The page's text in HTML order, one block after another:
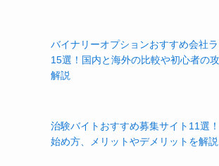
バイナリーオプションおすすめ会社
15選！国内と海外の比較や初心者の
解説
治験バイトおすすめ募集サイト11選
始め方、メリットやデメリットを解説